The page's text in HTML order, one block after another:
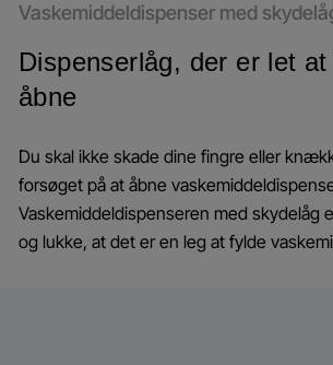
Vaskemiddeldispenser med
Dispenserlåg, der er let at
åbne
Du skal ikke skade dine fingre eller
forsøget på at åbne
Vaskemiddeldispenseren med skydelåg
og lukke, at det er en leg at fylde